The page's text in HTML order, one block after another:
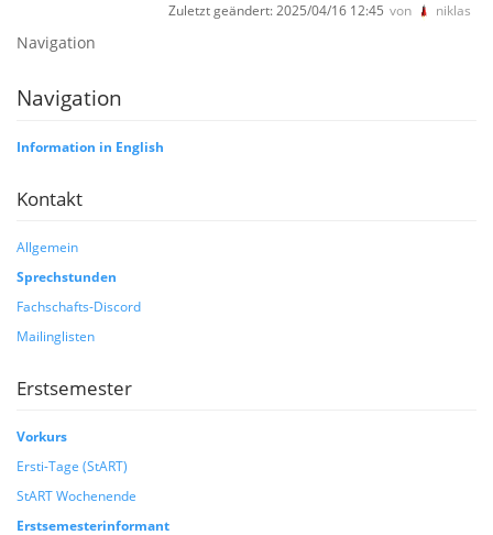
Zuletzt geändert: 2025/04/16 12:45 von niklas
Navigation
Navigation
Information in English
Kontakt
Allgemein
Sprechstunden
Fachschafts-Discord
Mailinglisten
Erstsemester
Vorkurs
Ersti-Tage (StART)
StART Wochenende
Erstsemesterinformant